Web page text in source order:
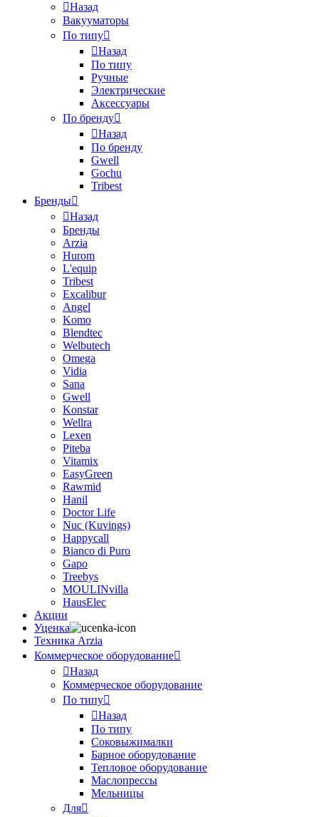
Назад
Вакууматоры
По типу
Назад
По типу
Ручные
Электрические
Аксессуары
По бренду
Назад
По бренду
Gwell
Gochu
Tribest
Бренды
Назад
Бренды
Arzia
Hurom
L'equip
Tribest
Excalibur
Angel
Komo
Blendtec
Welbutech
Omega
Vidia
Sana
Gwell
Konstar
Wellra
Lexen
Piteba
Vitamix
EasyGreen
Rawmid
Hanil
Doctor Life
Nuc (Kuvings)
Happycall
Bianco di Puro
Gapo
Treebys
MOULINvilla
HausElec
Акции
Уценка
Техника Arzia
Коммерческое оборудование
Назад
Коммерческое оборудование
По типу
Назад
По типу
Соковыжималки
Барное оборудование
Тепловое оборудование
Маслопрессы
Мельницы
Для